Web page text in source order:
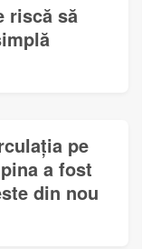
riscă să
pe
a fost
din nou